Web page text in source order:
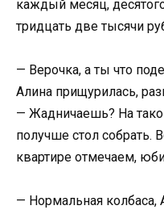
каждый месяц,
тридцать две тысячи
— Верочка, а ты что
Алина прищурилась,
— Жадничаешь? На
получше стол собрать.
квартире отмечаем,
— Нормальная колбаса,